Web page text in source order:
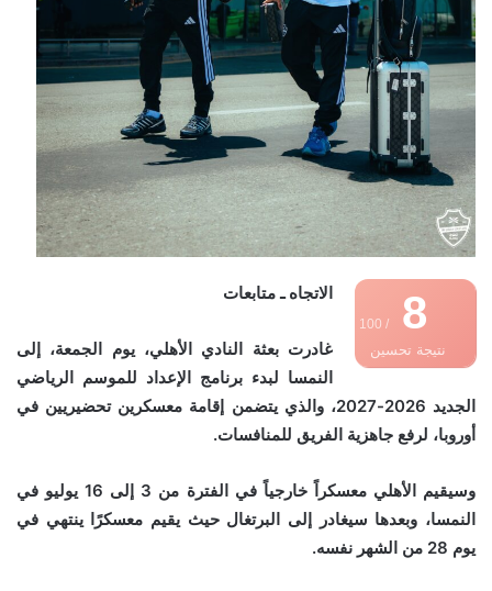
8
/ 100
نتيجة تحسين
الاتجاه ـ متابعات
غادرت بعثة النادي الأهلي، يوم الجمعة، إلى
النمسا لبدء برنامج الإعداد للموسم الرياضي
الجديد 2026-2027، والذي يتضمن إقامة معسكرين تحضيريين في
أوروبا، لرفع جاهزية الفريق للمنافسات.
وسيقيم الأهلي معسكراً خارجياً في الفترة من 3 إلى 16 يوليو في
النمسا، وبعدها سيغادر إلى البرتغال حيث يقيم معسكرًا ينتهي في
يوم 28 من الشهر نفسه.